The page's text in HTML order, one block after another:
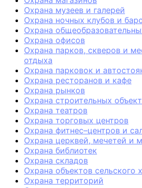
Охрана музеев и галерей
Охрана ночных клубов и
Охрана
Охрана офисов
Охрана парков, скверов и
отдыха
Охрана парковок и
Охрана ресторанов и кафе
Охрана рынков
Охрана строительных
Охрана театров
Охрана торговых центров
Охрана фитнес–центров и
Охрана церквей, мечетей и
Охрана библиотек
Охрана складов
Охрана объектов сельского
Охрана территорий